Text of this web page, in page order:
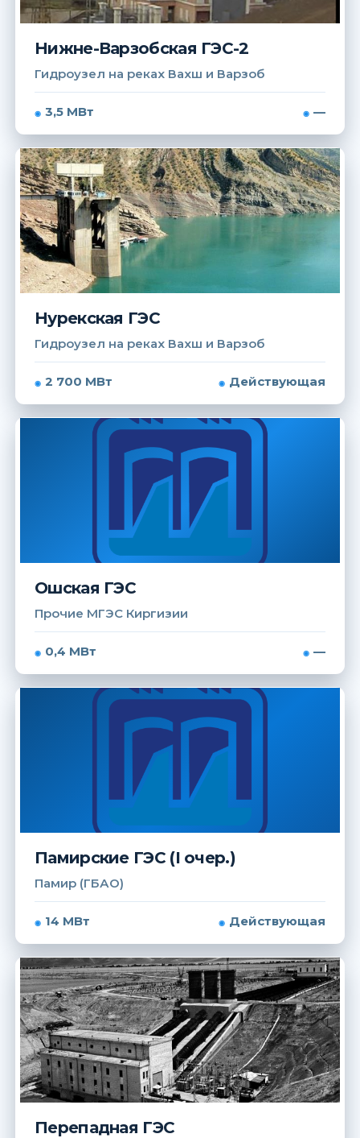
Нижне-Варзобская ГЭС-2
Гидроузел на реках Вахш и Варзоб
3,5 МВт —
Нурекская ГЭС
Гидроузел на реках Вахш и Варзоб
2 700 МВт Действующая
Ошская ГЭС
Прочие МГЭС Киргизии
0,4 МВт —
Памирские ГЭС (I очер.)
Памир (ГБАО)
14 МВт Действующая
Перепадная ГЭС